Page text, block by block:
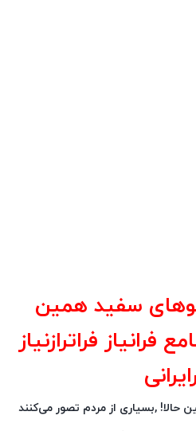
سفید همین
فرانیاز فراترازنیاز
,بسیاری از مردم تصور می‌کنند